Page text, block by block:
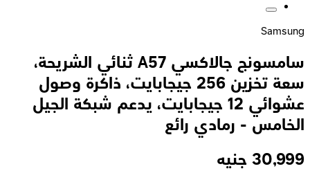
Samsung
سامسونج جالاكسي A57 ثنائي الشريحة،
سعة تخزين 256 جيجابايت، ذاكرة وصول
عشوائي 12 جيجابايت، يدعم شبكة الجيل
الخامس - رمادي رائع
30,999 جنيه